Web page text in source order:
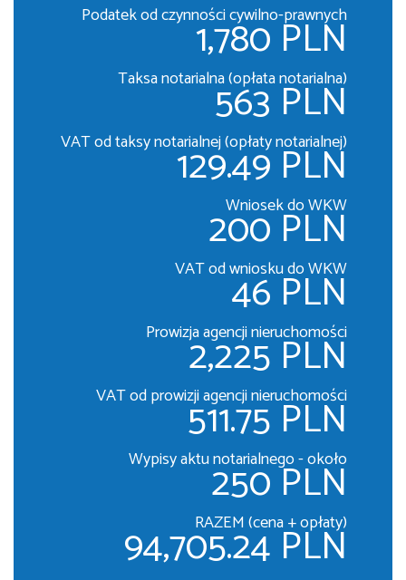
Podatek od czynności cywilno-prawnych
1,780 PLN
Taksa notarialna (opłata notarialna)
563 PLN
VAT od taksy notarialnej (opłaty notarialnej)
129.49 PLN
Wniosek do WKW
200 PLN
VAT od wniosku do WKW
46 PLN
Prowizja agencji nieruchomości
2,225 PLN
VAT od prowizji agencji nieruchomości
511.75 PLN
Wypisy aktu notarialnego - około
250 PLN
RAZEM (cena + opłaty)
94,705.24 PLN